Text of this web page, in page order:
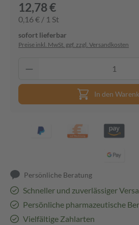
12,78 €
0,16 € / 1 St
sofort lieferbar
Preise inkl. MwSt. ggf. zzgl. Versandkosten
In den
Persönliche Beratung
Schneller und zuverlässiger
Persönliche pharmazeutische
Vielfältige Zahlarten